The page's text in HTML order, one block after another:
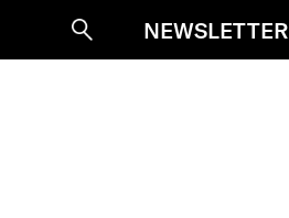
SucheNEWSLETTER